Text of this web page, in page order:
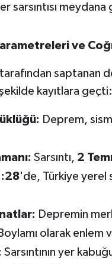
sarsıntısı meydana
ve
saptanan
kayıtlara geçti:
Deprem,
Sarsıntı, 2
'de, Türkiye yerel
Depremin
olarak enlem
Sarsıntının yer